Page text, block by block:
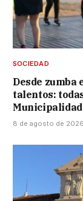
SOCIEDAD
Desde zumba
talentos:
Municipalidad
8 de agosto de 2026